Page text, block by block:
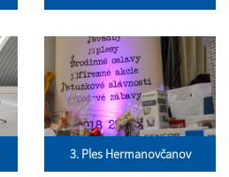
3. Ples Hermanovčanov